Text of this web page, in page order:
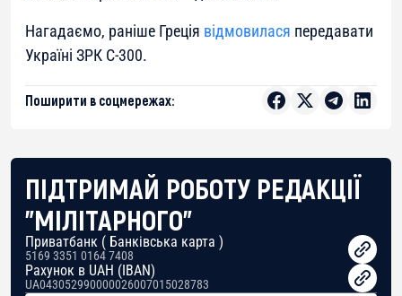
Нагадаємо, раніше Греція відмовилася передавати
Україні ЗРК С-300.
Поширити в соцмережах:
ПІДТРИМАЙ РОБОТУ РЕДАКЦІЇ
"МІЛІТАРНОГО"
Приватбанк ( Банківська карта )
5169 3351 0164 7408
Рахунок в UAH (IBAN)
UA043052990000026007015028783